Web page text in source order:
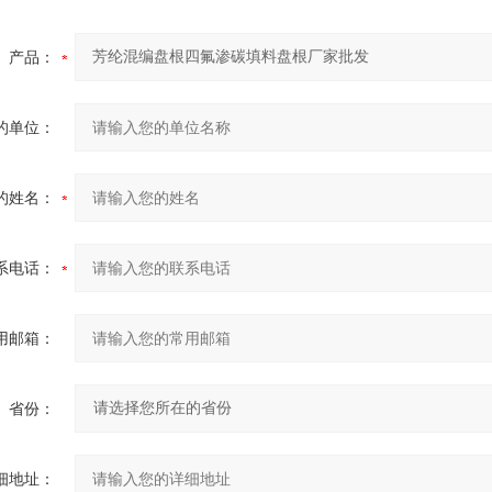
产品：
单位：
姓名：
电话：
邮箱：
省份：
地址：